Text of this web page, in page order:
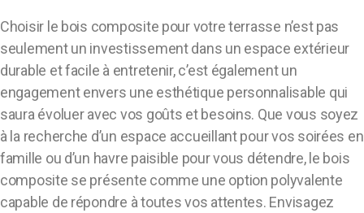
Choisir le bois composite pour votre terrasse n’est pas
seulement un investissement dans un espace extérieur
durable et facile à entretenir, c’est également un
engagement envers une esthétique personnalisable qui
saura évoluer avec vos goûts et besoins. Que vous soyez
à la recherche d’un espace accueillant pour vos soirées en
famille ou d’un havre paisible pour vous détendre, le bois
composite se présente comme une option polyvalente
capable de répondre à toutes vos attentes. Envisagez